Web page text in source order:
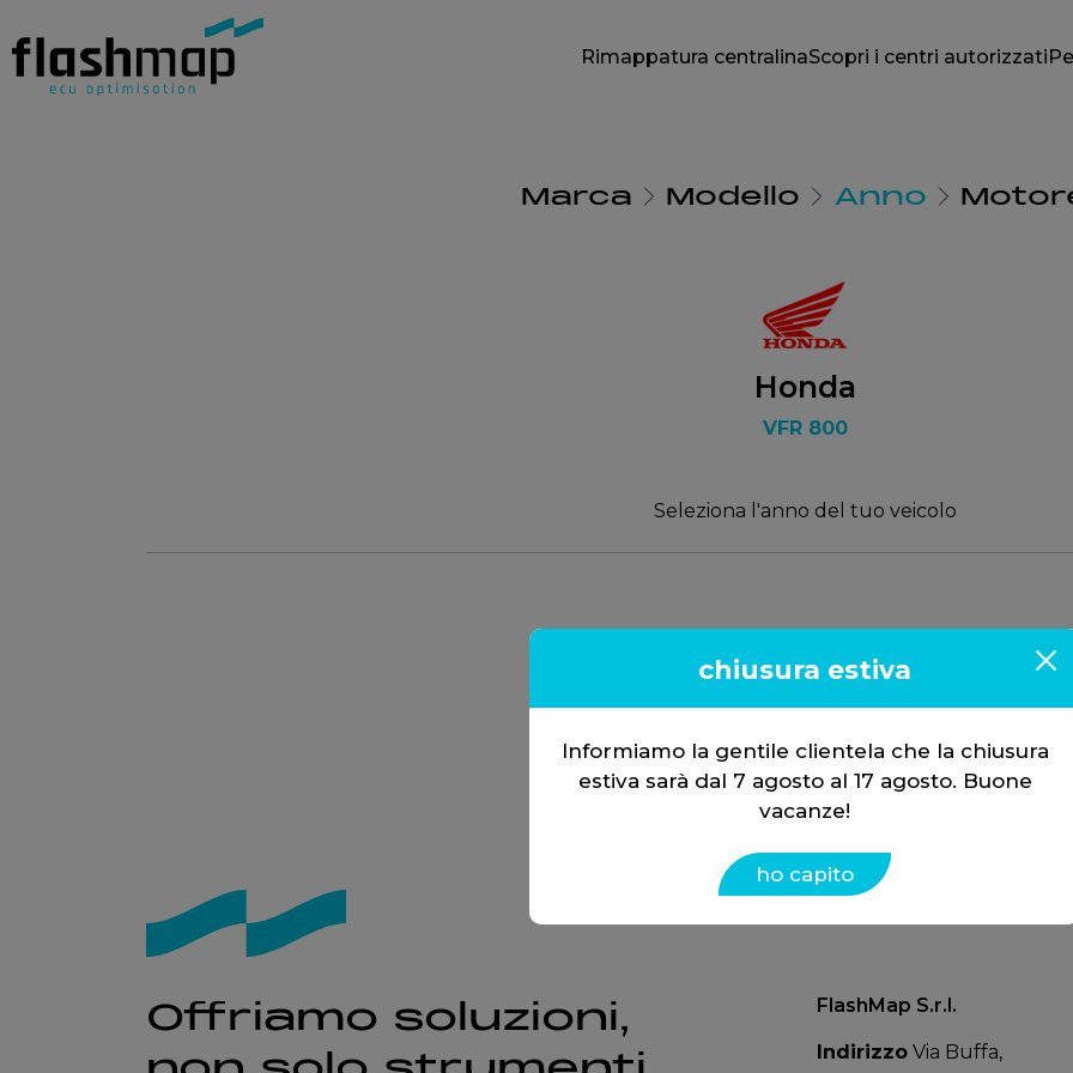
Rimappatura centralinaScopri i centri autorizzati
Marca Modello Anno
Honda
VFR 800
Seleziona l'anno del tuo veicolo
1998 2000
Offriamo soluzioni,
FlashMap S.r.l.
IndirizzoVia Buffa,
chiusura estiva
Informiamo la gentile clientela che la chiusura
estiva sarà dal 7 agosto al 17 agosto. Buone
vacanze!
ho capito